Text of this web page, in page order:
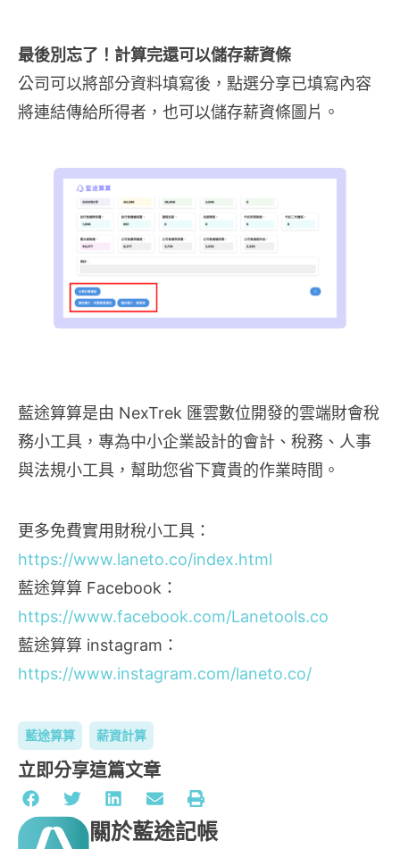
最後別忘了！計算完還可以儲存薪資條
公司可以將部分資料填寫後，點選分享已填寫內容
將連結傳給所得者，也可以儲存薪資條圖片。
藍途算算是由 NexTrek 匯雲數位開發的雲端財會稅
務小工具，專為中小企業設計的會計、稅務、人事
與法規小工具，幫助您省下寶貴的作業時間。
更多免費實用財稅小工具：
https://www.laneto.co/index.html
藍途算算 Facebook：
https://www.facebook.com/Lanetools.co
藍途算算 instagram：
https://www.instagram.com/laneto.co/
藍途算算 薪資計算
立即分享這篇文章
關於藍途記帳